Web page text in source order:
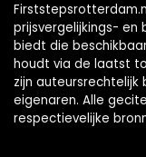
prijsvergelijkings-
biedt die
houdt via de laatst
zijn auteursrechtelijk
eigenaren. Alle
respectievelijke